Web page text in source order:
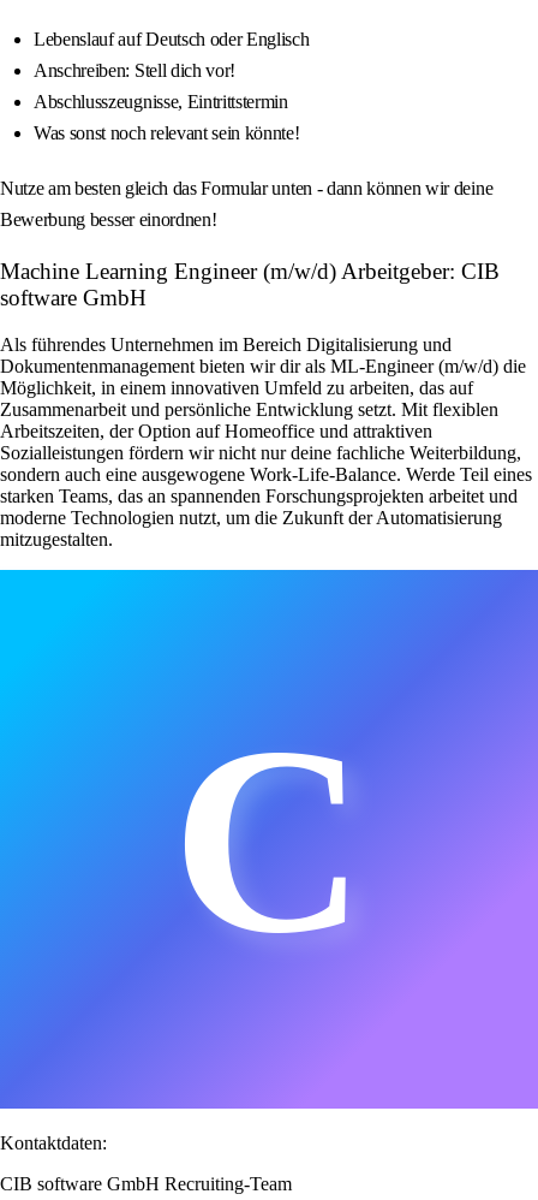
Lebenslauf auf Deutsch oder Englisch
Anschreiben: Stell dich vor!
Abschlusszeugnisse, Eintrittstermin
Was sonst noch relevant sein könnte!
Nutze am besten gleich das Formular unten - dann können wir deine
Bewerbung besser einordnen!
Machine Learning Engineer (m/w/d) Arbeitgeber: CIB
software GmbH
Als führendes Unternehmen im Bereich Digitalisierung und
Dokumentenmanagement bieten wir dir als ML-Engineer (m/w/d) die
Möglichkeit, in einem innovativen Umfeld zu arbeiten, das auf
Zusammenarbeit und persönliche Entwicklung setzt. Mit flexiblen
Arbeitszeiten, der Option auf Homeoffice und attraktiven
Sozialleistungen fördern wir nicht nur deine fachliche Weiterbildung,
sondern auch eine ausgewogene Work-Life-Balance. Werde Teil eines
starken Teams, das an spannenden Forschungsprojekten arbeitet und
moderne Technologien nutzt, um die Zukunft der Automatisierung
mitzugestalten.
C
Kontaktdaten:
CIB software GmbH Recruiting-Team